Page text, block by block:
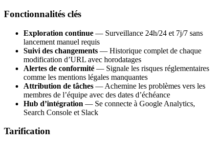
Fonctionnalités clés
Exploration continue — Surveillance 24h/24 et 7j/7 sans
lancement manuel requis
Suivi des changements — Historique complet de chaque
modification d’URL avec horodatages
Alertes de conformité — Signale les risques réglementaires
comme les mentions légales manquantes
Attribution de tâches — Achemine les problèmes vers les
membres de l’équipe avec des dates d’échéance
Hub d’intégration — Se connecte à Google Analytics,
Search Console et Slack
Tarification